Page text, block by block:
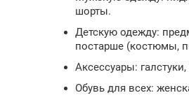
шорты.
Детскую одежду:
постарше (костюмы,
Аксессуары:
Обувь для всех: